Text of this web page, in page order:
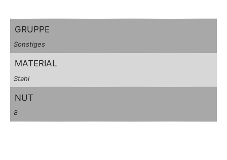
GRUPPE
Sonstiges
MATERIAL
Stahl
NUT
8